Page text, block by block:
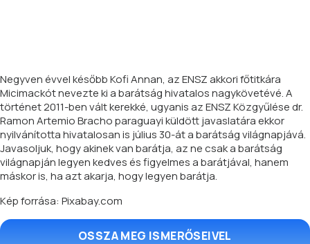
Negyven évvel később Kofi Annan, az ENSZ akkori főtitkára
Micimackót nevezte ki a barátság hivatalos nagykövetévé. A
történet 2011-ben vált kerekké, ugyanis az ENSZ Közgyűlése dr.
Ramon Artemio Bracho paraguayi küldött javaslatára ekkor
nyilvánította hivatalosan is július 30-át a barátság világnapjává.
Javasoljuk, hogy akinek van barátja, az ne csak a barátság
világnapján legyen kedves és figyelmes a barátjával, hanem
máskor is, ha azt akarja, hogy legyen barátja.
Kép forrása: Pixabay.com
OSSZA MEG ISMERŐSEIVEL